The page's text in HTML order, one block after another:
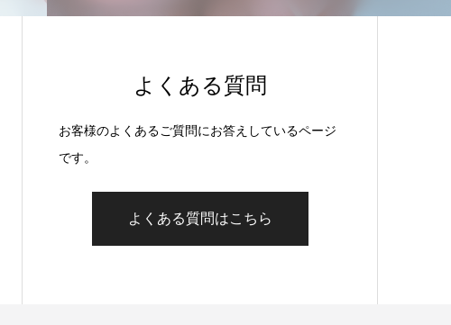
よくある質問
お客様のよくあるご質問にお答えしているページ
です。
よくある質問はこちら